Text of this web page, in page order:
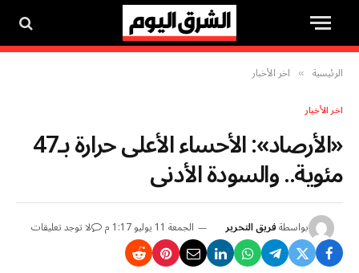
الرئيسية » اخر الأخبار
اخر الأخبار
«الأرصاد»: الأحساء الأعلى حرارة بـ47
مئوية.. والسودة الأدنى
بواسطةفريق التحرير الجمعة 11 يوليو 1:17 م لا توجد تعليقات